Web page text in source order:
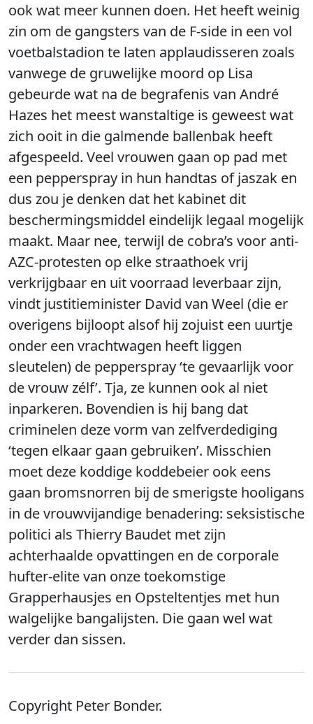
ook wat meer kunnen doen. Het heeft weinig
zin om de gangsters van de F-side in een vol
voetbalstadion te laten applaudisseren zoals
vanwege de gruwelijke moord op Lisa
gebeurde wat na de begrafenis van André
Hazes het meest wanstaltige is geweest wat
zich ooit in die galmende ballenbak heeft
afgespeeld. Veel vrouwen gaan op pad met
een pepperspray in hun handtas of jaszak en
dus zou je denken dat het kabinet dit
beschermingsmiddel eindelijk legaal mogelijk
maakt. Maar nee, terwijl de cobra’s voor anti-
AZC-protesten op elke straathoek vrij
verkrijgbaar en uit voorraad leverbaar zijn,
vindt justitieminister David van Weel (die er
overigens bijloopt alsof hij zojuist een uurtje
onder een vrachtwagen heeft liggen
sleutelen) de pepperspray ‘te gevaarlijk voor
de vrouw zélf’. Tja, ze kunnen ook al niet
inparkeren. Bovendien is hij bang dat
criminelen deze vorm van zelfverdediging
‘tegen elkaar gaan gebruiken’. Misschien
moet deze koddige koddebeier ook eens
gaan bromsnorren bij de smerigste hooligans
in de vrouwvijandige benadering: seksistische
politici als Thierry Baudet met zijn
achterhaalde opvattingen en de corporale
hufter-elite van onze toekomstige
Grapperhausjes en Opsteltentjes met hun
walgelijke bangalijsten. Die gaan wel wat
verder dan sissen.
Copyright Peter Bonder.